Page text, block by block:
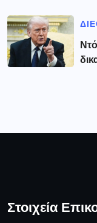
Στοιχεία